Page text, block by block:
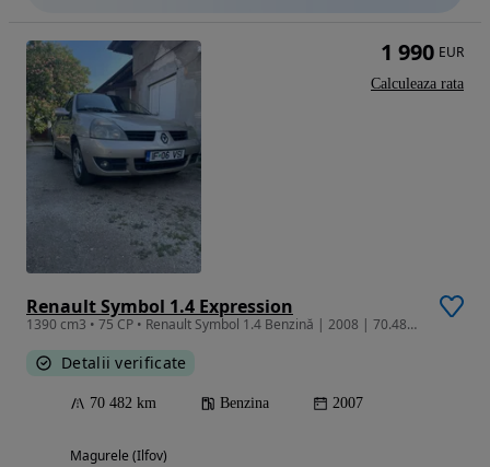
Renault Symbol 1.4 Expression
1390 cm3 • 75 CP • Renault Symbol 1.4 Benzină | 2008 | 70.482 km
Detalii verificate
70 482 km Benzina 2007
Magurele (Ilfov)
1 990 EUR
Calculeaza rata